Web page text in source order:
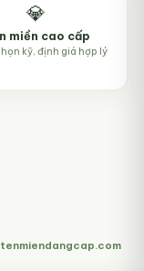
💎
miền cao cấp
kỹ, định giá hợp lý
tenmiendangcap.com